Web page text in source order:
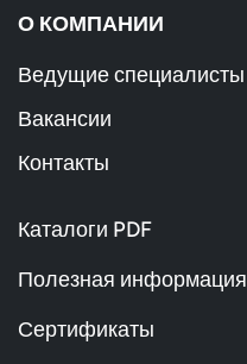
О КОМПАНИИ
Ведущие специалисты
Вакансии
Контакты
Каталоги PDF
Полезная информация
Сертификаты